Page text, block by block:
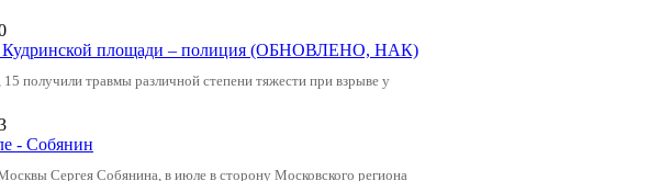
Кудринской площади – полиция (ОБНОВЛЕНО, НАК)
получили травмы различной степени тяжести при взрыве у
- Собянин
Сергея Собянина, в июле в сторону Московского региона